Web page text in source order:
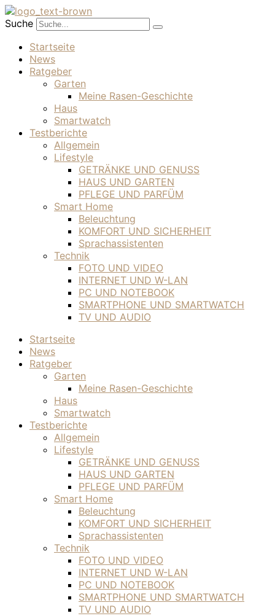
Suche
Startseite
News
Ratgeber
Garten
Meine Rasen-Geschichte
Haus
Smartwatch
Testberichte
Allgemein
Lifestyle
GETRÄNKE UND GENUSS
HAUS UND GARTEN
PFLEGE UND PARFÜM
Smart Home
Beleuchtung
KOMFORT UND SICHERHEIT
Sprachassistenten
Technik
FOTO UND VIDEO
INTERNET UND W-LAN
PC UND NOTEBOOK
SMARTPHONE UND SMARTWATCH
TV UND AUDIO
Startseite
News
Ratgeber
Garten
Meine Rasen-Geschichte
Haus
Smartwatch
Testberichte
Allgemein
Lifestyle
GETRÄNKE UND GENUSS
HAUS UND GARTEN
PFLEGE UND PARFÜM
Smart Home
Beleuchtung
KOMFORT UND SICHERHEIT
Sprachassistenten
Technik
FOTO UND VIDEO
INTERNET UND W-LAN
PC UND NOTEBOOK
SMARTPHONE UND SMARTWATCH
TV UND AUDIO